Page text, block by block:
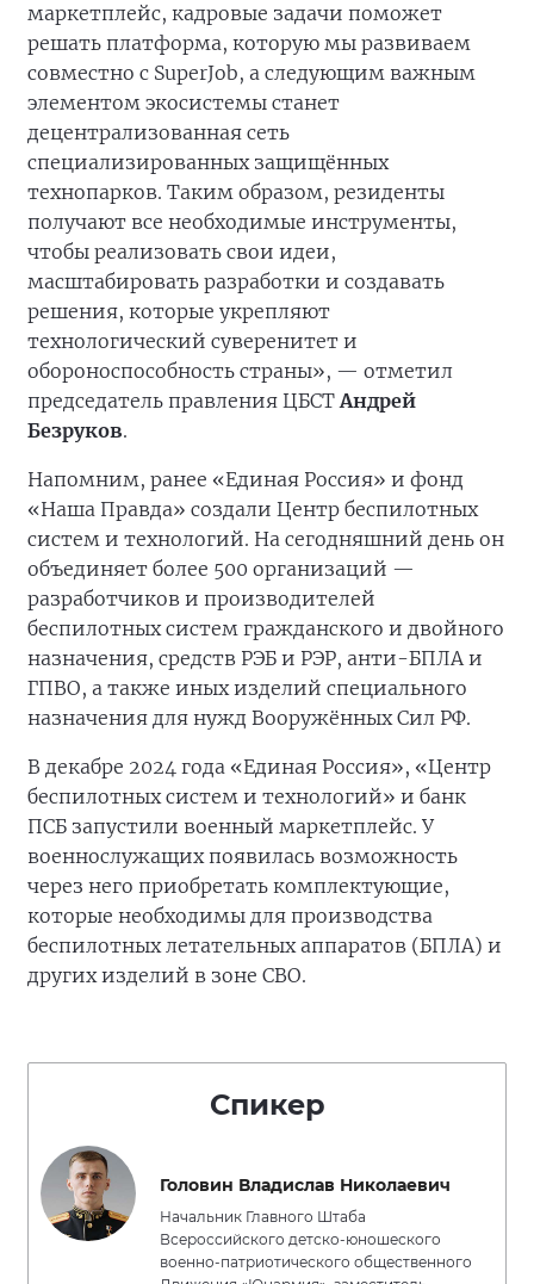
маркетплейс, кадровые задачи поможет
решать платформа, которую мы развиваем
совместно с SuperJob, а следующим важным
элементом экосистемы станет
децентрализованная сеть
специализированных защищённых
технопарков. Таким образом, резиденты
получают все необходимые инструменты,
чтобы реализовать свои идеи,
масштабировать разработки и создавать
решения, которые укрепляют
технологический суверенитет и
обороноспособность страны», — отметил
председатель правления ЦБСТАндрей
Безруков.
Напомним, ранее «Единая Россия» и фонд
«Наша Правда» создали Центр беспилотных
систем и технологий. На сегодняшний день он
объединяет более 500 организаций —
разработчиков и производителей
беспилотных систем гражданского и двойного
назначения, средств РЭБ и РЭР, анти-БПЛА и
ГПВО, а также иных изделий специального
назначения для нужд Вооружённых Сил РФ.
В декабре 2024 года «Единая Россия», «Центр
беспилотных систем и технологий» и банк
ПСБ запустили военный маркетплейс. У
военнослужащих появилась возможность
через него приобретать комплектующие,
которые необходимы для производства
беспилотных летательных аппаратов (БПЛА) и
других изделий в зоне СВО.
Спикер
Головин Владислав Николаевич
Начальник Главного Штаба
Всероссийского детско-юношеского
военно-патриотического общественного